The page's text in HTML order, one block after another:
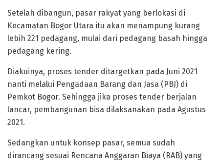
Setelah dibangun, pasar rakyat yang berlokasi di
Kecamatan Bogor Utara itu akan menampung kurang
lebih 221 pedagang, mulai dari pedagang basah hingga
pedagang kering.
Diakuinya, proses tender ditargetkan pada Juni 2021
nanti melalui Pengadaan Barang dan Jasa (PBJ) di
Pemkot Bogor. Sehingga jika proses tender berjalan
lancar, pembangunan bisa dilaksanakan pada Agustus
2021.
Sedangkan untuk konsep pasar, semua sudah
dirancang sesuai Rencana Anggaran Biaya (RAB) yang